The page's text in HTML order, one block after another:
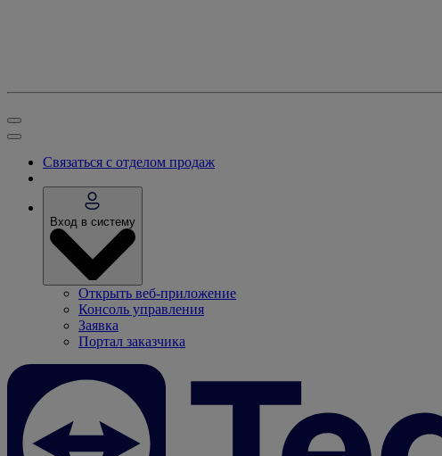
Связаться с отделом продаж
Вход в систему
Открыть веб-приложение
Консоль управления
Заявка
Портал заказчика